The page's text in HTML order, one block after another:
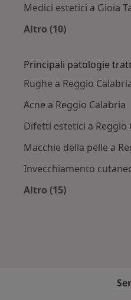
Medici estetici a Gioia
Altro (10)
Principali patologie
Rughe a Reggio
Acne a Reggio Calabria
Difetti estetici a Reggio
Macchie della pelle a
Invecchiamento
Altro (15)